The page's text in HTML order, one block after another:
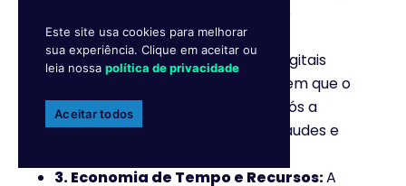
significativamente o processo de
regularização de empresas.
2. Segurança:Os certificados digitais
são altamente seguros e garantem que o
documento não seja alterado após a
assinatura. Contudo, isso evita fraudes e
3. Economia de Tempo e Recursos:A
Este site usa cookies para melhorar
sua experiência. Clique em aceitar ou
leia nossa política de privacidade
Aceitar todos